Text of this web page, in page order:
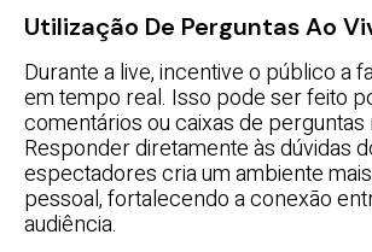
Utilização De Perguntas Ao
Durante a live, incentive o público a
em tempo real. Isso pode ser feito
comentários ou caixas de perguntas
Responder diretamente às dúvidas
espectadores cria um ambiente
pessoal, fortalecendo a conexão
audiência.